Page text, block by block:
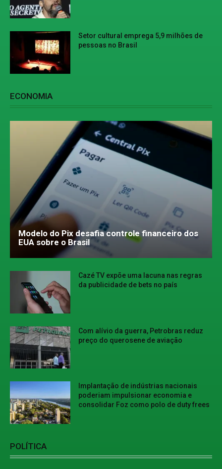
Setor cultural emprega 5,9 milhões de
pessoas no Brasil
ECONOMIA
Modelo do Pix desafia controle financeiro dos
EUA sobre o Brasil
Cazé TV expõe uma lacuna nas regras
da publicidade de bets no país
Com alívio da guerra, Petrobras reduz
preço do querosene de aviação
Implantação de indústrias nacionais
poderiam impulsionar economia e
consolidar Foz como polo de duty frees
POLÍTICA